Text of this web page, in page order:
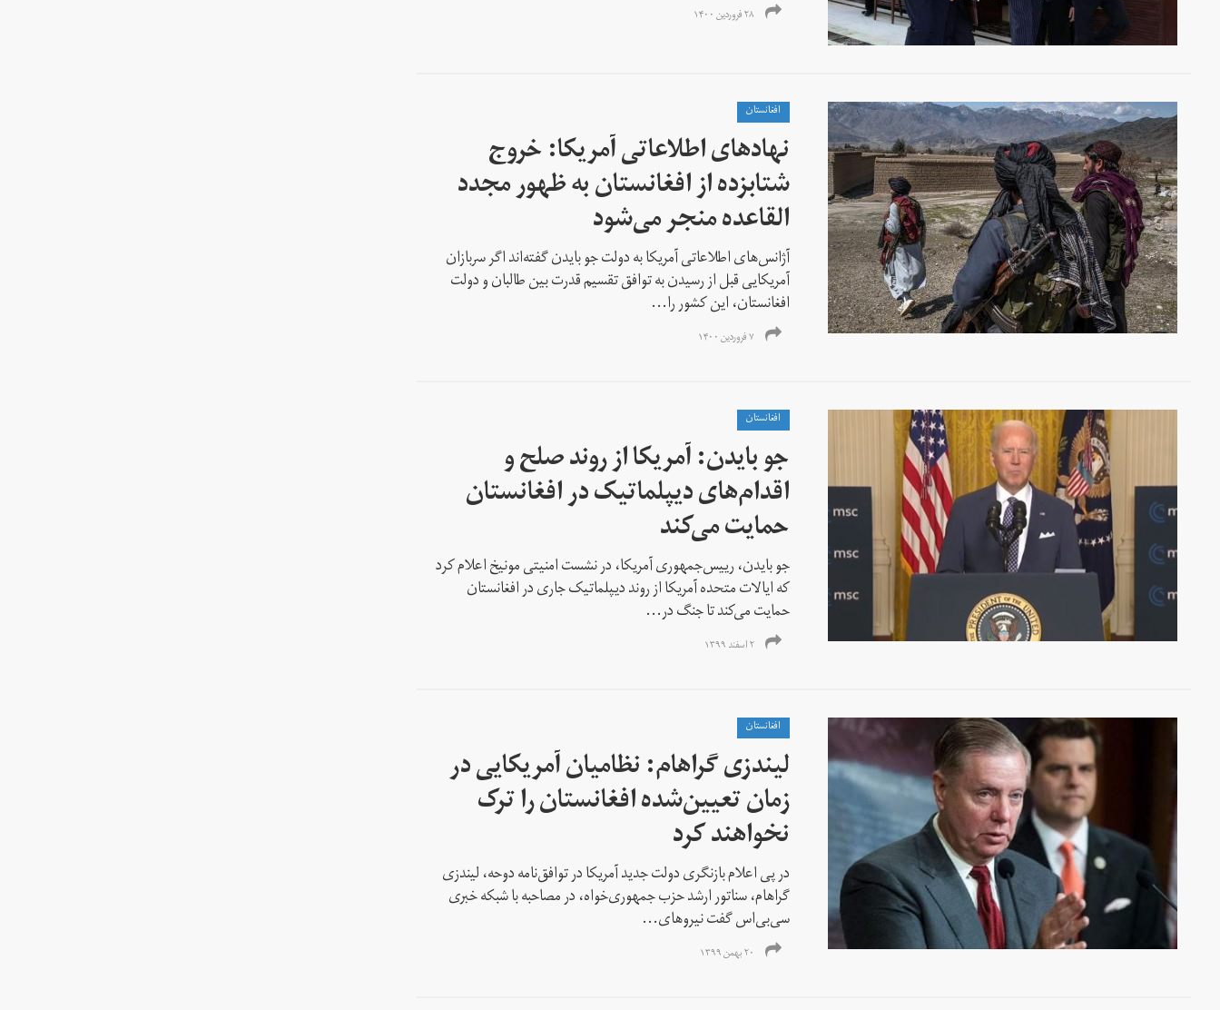
۲۸ فروردین ۱۴۰۰
افغانستان
نهادهای اطلاعاتی آمریکا: خروج
شتابزده از افغانستان به ظهور مجدد
القاعده منجر می‌شود
آژانس‌های اطلاعاتی آمریکا به دولت جو بایدن گفته‌اند اگر سربازان
آمریکایی قبل از رسیدن به توافق تقسیم قدرت بین طالبان و دولت
افغانستان، اين كشور را...
۷ فروردین ۱۴۰۰
افغانستان
جو بایدن: آمریکا از روند صلح و
اقدام‌های دیپلماتیک در افغانستان
حمایت می‌کند
جو بایدن، رییس‌جمهوری آمریکا، در نشست امنیتی مونیخ اعلام کرد
که ایالات متحده آمریکا از روند دیپلماتیک جاری در افغانستان
حمایت می‌کند تا جنگ در...
۲ اسفند ۱۳۹۹
افغانستان
لیندزی گراهام: نظامیان آمریکایی در
زمان تعیین‌شده افغانستان را ترک
نخواهند کرد
در پی اعلام بازنگری دولت جدید آمریکا در توافق‌نامه دوحه، لیندزی
گراهام، سناتور ارشد حزب جمهوری‌خواه، در مصاحبه‌ با شبکه خبری
سی‌بی‌اس گفت نیروهای...
۲۰ بهمن ۱۳۹۹